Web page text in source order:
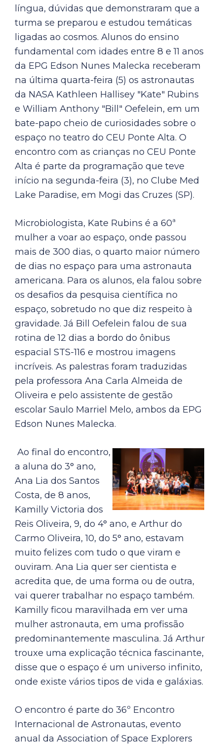
língua, dúvidas que demonstraram que a
turma se preparou e estudou temáticas
ligadas ao cosmos. Alunos do ensino
fundamental com idades entre 8 e 11 anos
da EPG Edson Nunes Malecka receberam
na última quarta-feira (5) os astronautas
da NASA Kathleen Hallisey "Kate" Rubins
e William Anthony "Bill" Oefelein, em um
bate-papo cheio de curiosidades sobre o
espaço no teatro do CEU Ponte Alta. O
encontro com as crianças no CEU Ponte
Alta é parte da programação que teve
início na segunda-feira (3), no Clube Med
Lake Paradise, em Mogi das Cruzes (SP).
Microbiologista, Kate Rubins é a 60ª
mulher a voar ao espaço, onde passou
mais de 300 dias, o quarto maior número
de dias no espaço para uma astronauta
americana. Para os alunos, ela falou sobre
os desafios da pesquisa científica no
espaço, sobretudo no que diz respeito à
gravidade. Já Bill Oefelein falou de sua
rotina de 12 dias a bordo do ônibus
espacial STS-116 e mostrou imagens
incríveis. As palestras foram traduzidas
pela professora Ana Carla Almeida de
Oliveira e pelo assistente de gestão
escolar Saulo Marriel Melo, ambos da EPG
Edson Nunes Malecka.
Ao final do encontro,
a aluna do 3° ano,
Ana Lia dos Santos
Costa, de 8 anos,
Kamilly Victoria dos
Reis Oliveira, 9, do 4° ano, e Arthur do
Carmo Oliveira, 10, do 5° ano, estavam
muito felizes com tudo o que viram e
ouviram. Ana Lia quer ser cientista e
acredita que, de uma forma ou de outra,
vai querer trabalhar no espaço também.
Kamilly ficou maravilhada em ver uma
mulher astronauta, em uma profissão
predominantemente masculina. Já Arthur
trouxe uma explicação técnica fascinante,
disse que o espaço é um universo infinito,
onde existe vários tipos de vida e galáxias.
O encontro é parte do 36º Encontro
Internacional de Astronautas, evento
anual da Association of Space Explorers